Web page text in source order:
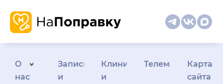
О
нас
Запись
и
Клиникам
и
Телемедицина
Карта
сайта